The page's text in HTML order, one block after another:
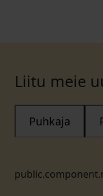
Liitu meie
Puhkaja